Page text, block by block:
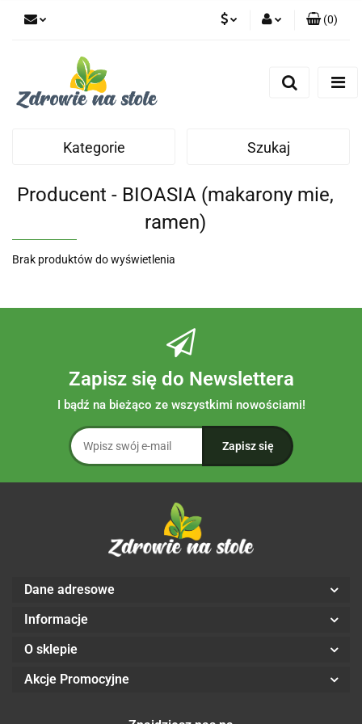
(0)
Kategorie Szukaj
Producent - BIOASIA (makarony mie,
ramen)
Brak produktów do wyświetlenia
Zapisz się do Newslettera
I bądź na bieżąco ze wszystkimi nowościami!
Dane adresowe
Informacje
O sklepie
Akcje Promocyjne